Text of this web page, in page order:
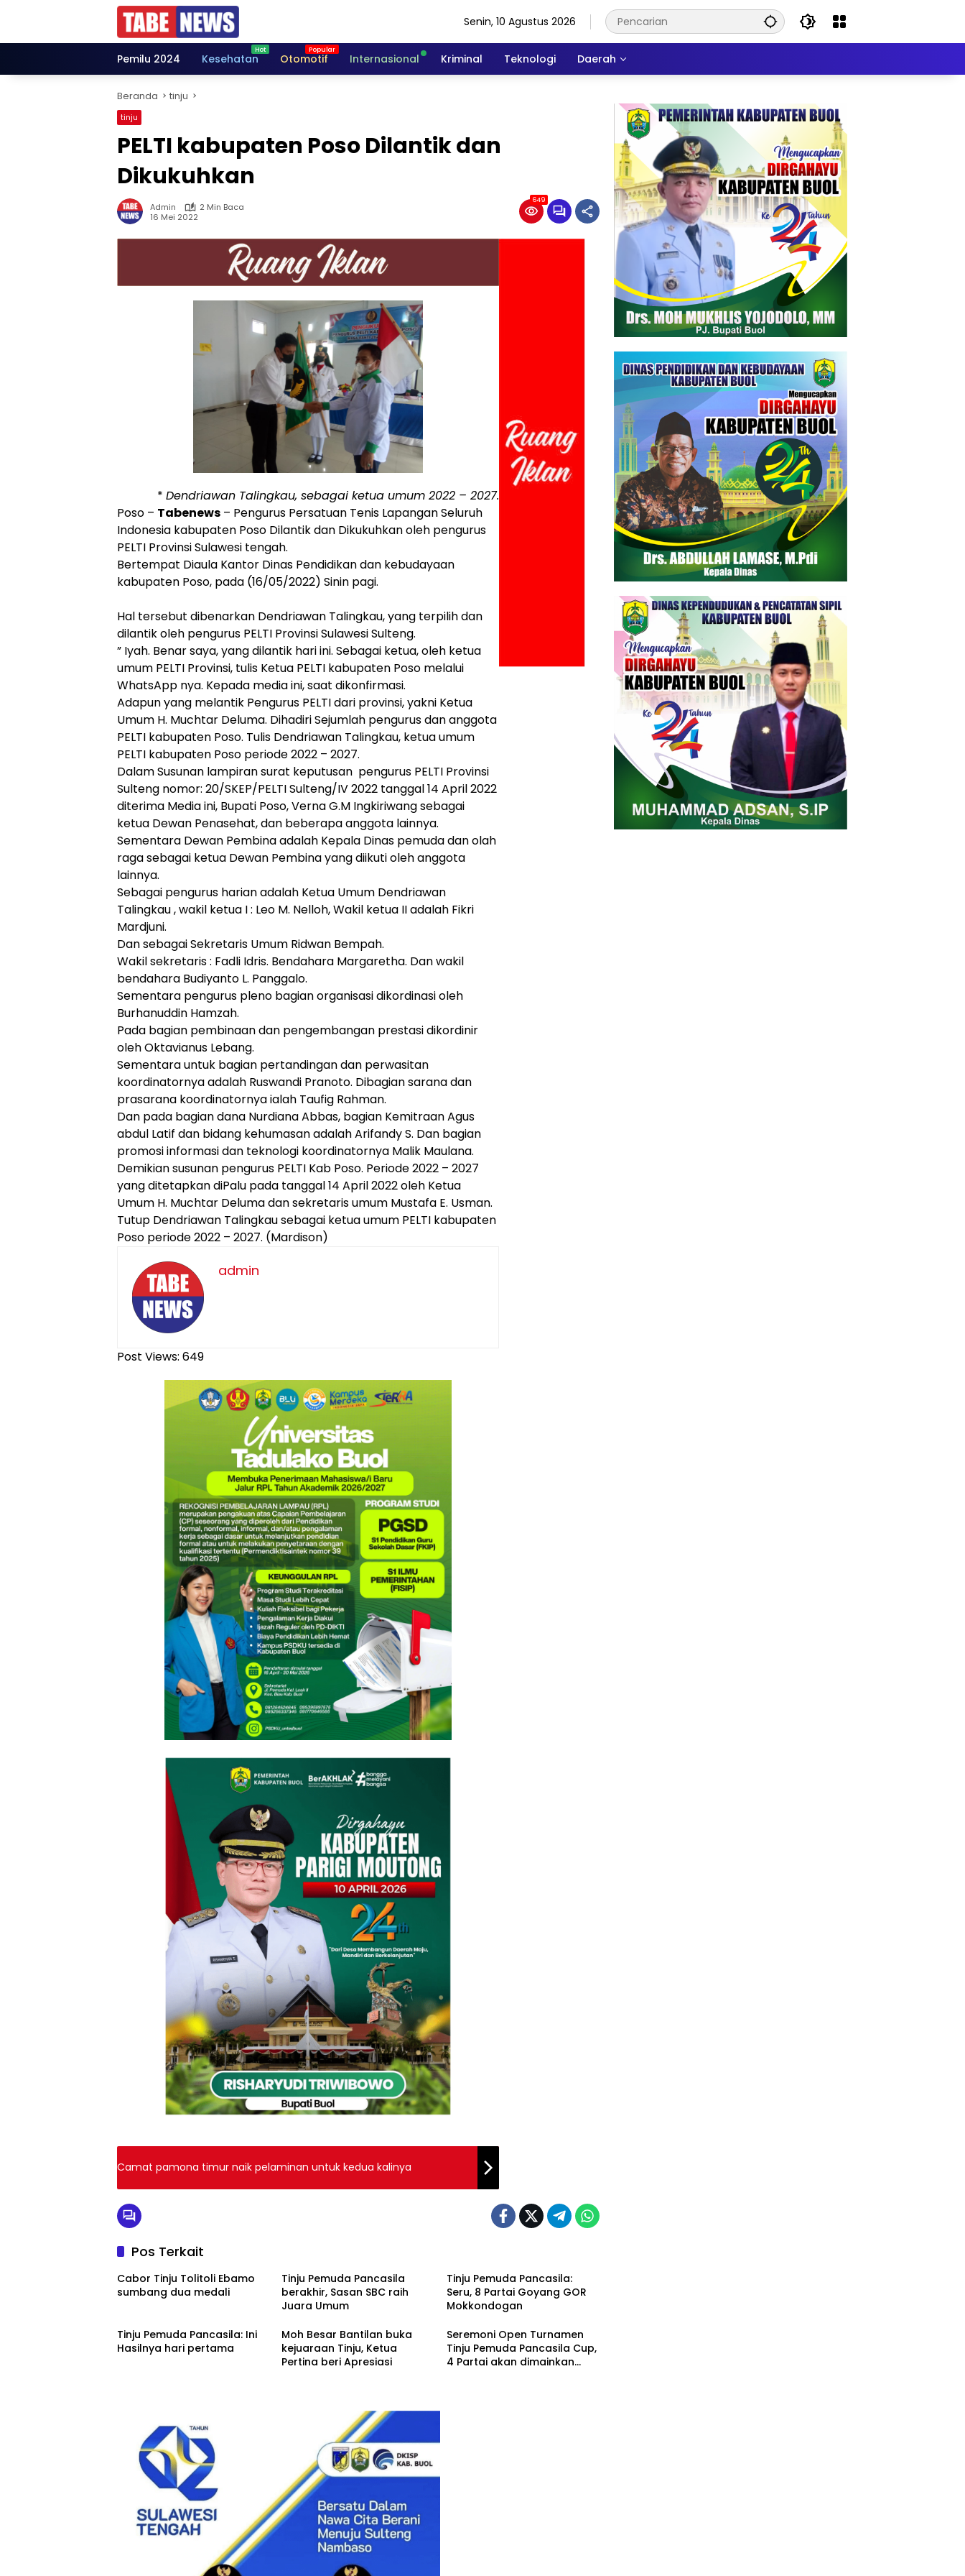
Senin, 10 Agustus 2026
Pemilu 2024 Kesehatan Otomotif Internasional Kriminal Teknologi Daerah
Beranda tinju
tinju
PELTI kabupaten Poso Dilantik dan
Dikukuhkan
Admin
2 Min Baca
16 Mei 2022
649
* Dendriawan Talingkau, sebagai ketua umum 2022 – 2027.
Poso – Tabenews – Pengurus Persatuan Tenis Lapangan Seluruh
Indonesia kabupaten Poso Dilantik dan Dikukuhkan oleh pengurus
PELTI Provinsi Sulawesi tengah.
Bertempat Diaula Kantor Dinas Pendidikan dan kebudayaan
kabupaten Poso, pada (16/05/2022) Sinin pagi.
Hal tersebut dibenarkan Dendriawan Talingkau, yang terpilih dan
dilantik oleh pengurus PELTI Provinsi Sulawesi Sulteng.
” Iyah. Benar saya, yang dilantik hari ini. Sebagai ketua, oleh ketua
umum PELTI Provinsi, tulis Ketua PELTI kabupaten Poso melalui
WhatsApp nya. Kepada media ini, saat dikonfirmasi.
Adapun yang melantik Pengurus PELTI dari provinsi, yakni Ketua
Umum H. Muchtar Deluma. Dihadiri Sejumlah pengurus dan anggota
PELTI kabupaten Poso. Tulis Dendriawan Talingkau, ketua umum
PELTI kabupaten Poso periode 2022 – 2027.
Dalam Susunan lampiran surat keputusan pengurus PELTI Provinsi
Sulteng nomor: 20/SKEP/PELTI Sulteng/IV 2022 tanggal 14 April 2022
diterima Media ini, Bupati Poso, Verna G.M Ingkiriwang sebagai
ketua Dewan Penasehat, dan beberapa anggota lainnya.
Sementara Dewan Pembina adalah Kepala Dinas pemuda dan olah
raga sebagai ketua Dewan Pembina yang diikuti oleh anggota
lainnya.
Sebagai pengurus harian adalah Ketua Umum Dendriawan
Talingkau , wakil ketua I : Leo M. Nelloh, Wakil ketua II adalah Fikri
Mardjuni.
Dan sebagai Sekretaris Umum Ridwan Bempah.
Wakil sekretaris : Fadli Idris. Bendahara Margaretha. Dan wakil
bendahara Budiyanto L. Panggalo.
Sementara pengurus pleno bagian organisasi dikordinasi oleh
Burhanuddin Hamzah.
Pada bagian pembinaan dan pengembangan prestasi dikordinir
oleh Oktavianus Lebang.
Sementara untuk bagian pertandingan dan perwasitan
koordinatornya adalah Ruswandi Pranoto. Dibagian sarana dan
prasarana koordinatornya ialah Taufig Rahman.
Dan pada bagian dana Nurdiana Abbas, bagian Kemitraan Agus
abdul Latif dan bidang kehumasan adalah Arifandy S. Dan bagian
promosi informasi dan teknologi koordinatornya Malik Maulana.
Demikian susunan pengurus PELTI Kab Poso. Periode 2022 – 2027
yang ditetapkan diPalu pada tanggal 14 April 2022 oleh Ketua
Umum H. Muchtar Deluma dan sekretaris umum Mustafa E. Usman.
Tutup Dendriawan Talingkau sebagai ketua umum PELTI kabupaten
Poso periode 2022 – 2027. (Mardison)
admin
Post Views: 649
Camat pamona timur naik pelaminan untuk kedua kalinya
Pos Terkait
Cabor Tinju Tolitoli Ebamo
sumbang dua medali
Tinju Pemuda Pancasila
berakhir, Sasan SBC raih
Juara Umum
Tinju Pemuda Pancasila:
Seru, 8 Partai Goyang GOR
Mokkondogan
Tinju Pemuda Pancasila: Ini
Hasilnya hari pertama
Moh Besar Bantilan buka
kejuaraan Tinju, Ketua
Pertina beri Apresiasi
Seremoni Open Turnamen
Tinju Pemuda Pancasila Cup,
4 Partai akan dimainkan